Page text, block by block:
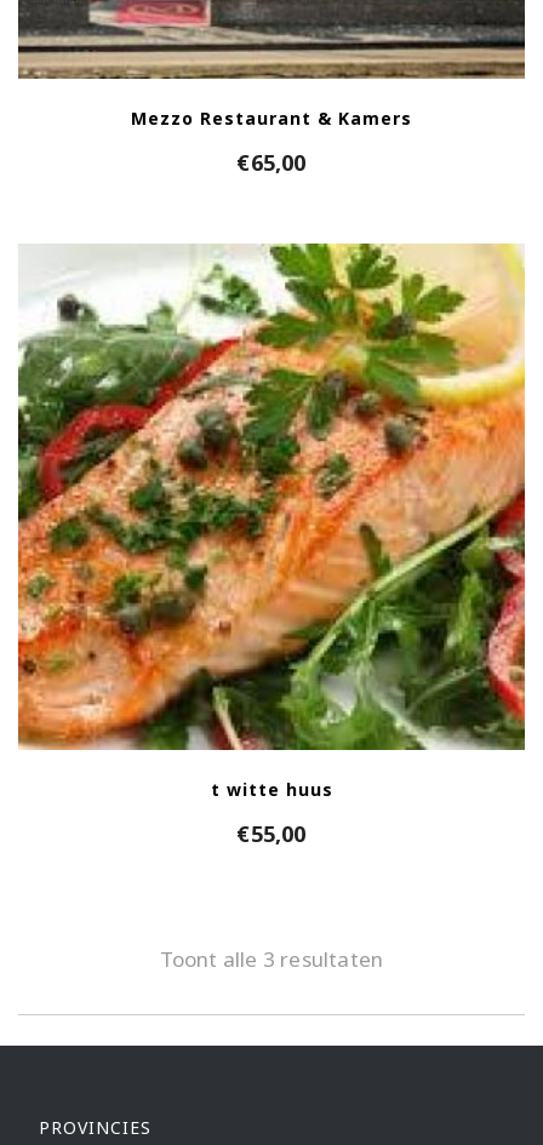
Mezzo Restaurant & Kamers
€65,00
t witte huus
€55,00
Toont alle 3 resultaten
PROVINCIES